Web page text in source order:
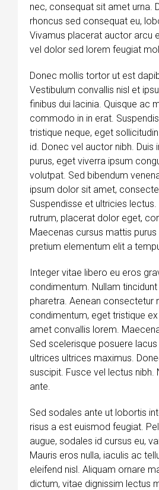
nec, consequat sit amet urna.
rhoncus sed consequat eu,
Vivamus placerat auctor arcu
vel dolor sed lorem feugiat
Donec mollis tortor ut est
Vestibulum convallis nisl et
finibus dui lacinia. Quisque ac
commodo in in erat.
tristique neque, eget
id. Donec vel auctor nibh. Duis
purus, eget viverra ipsum
volutpat. Sed bibendum
ipsum dolor sit amet,
Suspendisse et ultricies
rutrum, placerat dolor eget,
Maecenas cursus mattis purus
pretium elementum elit a
Integer vitae libero eu eros
condimentum. Nullam
pharetra. Aenean consectetur
condimentum, eget tristique
amet convallis lorem.
Sed scelerisque posuere
ultrices ultrices maximus.
suscipit. Fusce vel lectus nibh.
ante.
Sed sodales ante ut lobortis
risus a est euismod feugiat.
augue, sodales id cursus eu,
Mauris eros nulla, iaculis ac
eleifend nisl. Aliquam ornare
dictum, vitae dignissim lectus